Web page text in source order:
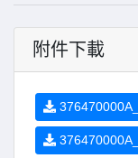
附件下載